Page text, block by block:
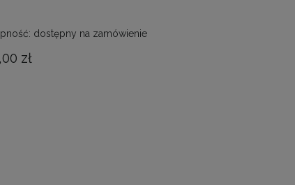
dostępny na zamówienie
zł